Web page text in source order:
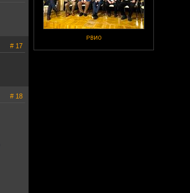
РВИО
# 17
# 18